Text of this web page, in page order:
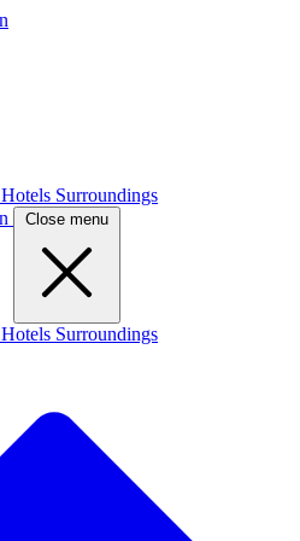
Hotels Surroundings
Close menu
Hotels Surroundings